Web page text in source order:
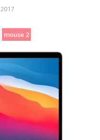
mouse 2